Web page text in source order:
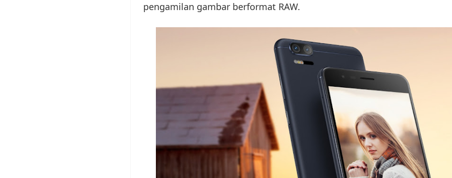
pengamilan gambar berformat RAW.